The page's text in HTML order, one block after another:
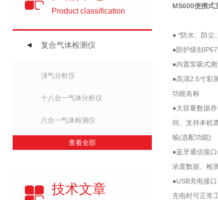
Product classification
复合气体检测仪
溴气分析仪
十八合一气体分析仪
六合一气体检测仪
查看全部
技术文章
MS600便携式
● *防水、防尘
●防护级别
●内置泵吸式
●高清2.5寸彩
功能名称
●大容量数据
间、支持本机
输(选配功能)
●蓝牙通信接
浓度数据、检
●USB充电接
充电时可正常